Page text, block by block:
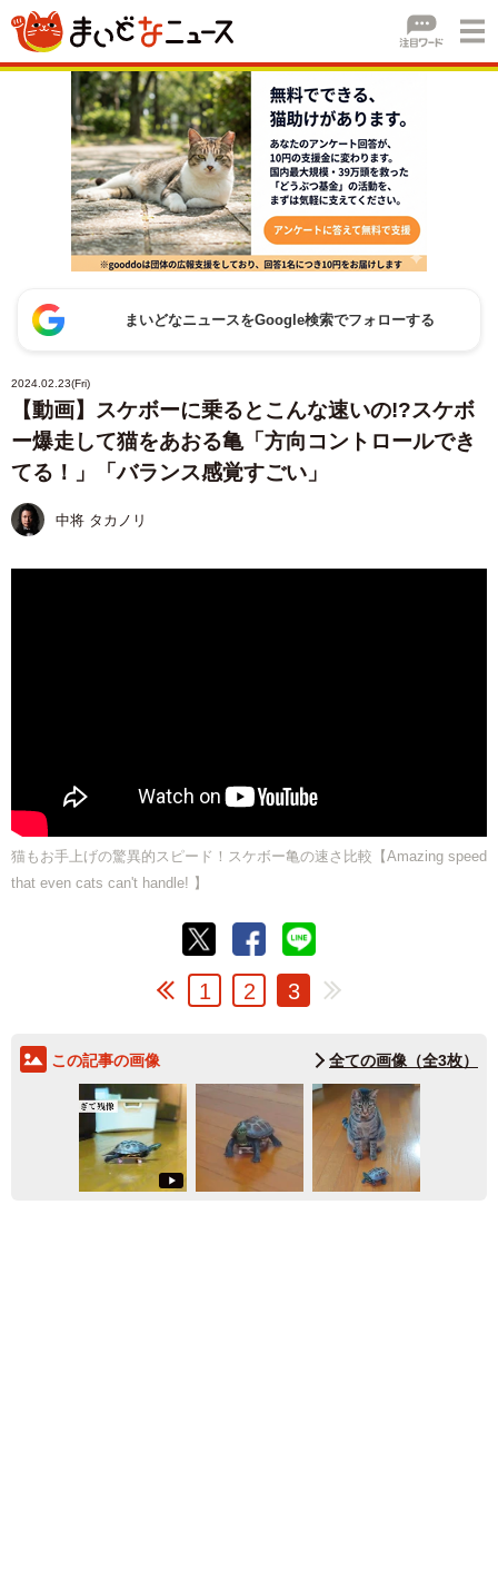
まいどなニュースをGoogle検索でフォローする
2024.02.23(Fri)
【動画】スケボーに乗るとこんな速いの!?スケボ
ー爆走して猫をあおる亀「方向コントロールでき
てる！」「バランス感覚すごい」
中将 タカノリ
猫もお手上げの驚異的スピード！スケボー亀の速さ比較【Amazing speed
that even cats can't handle! 】
1 2 3
この記事の画像 全ての画像（全3枚）